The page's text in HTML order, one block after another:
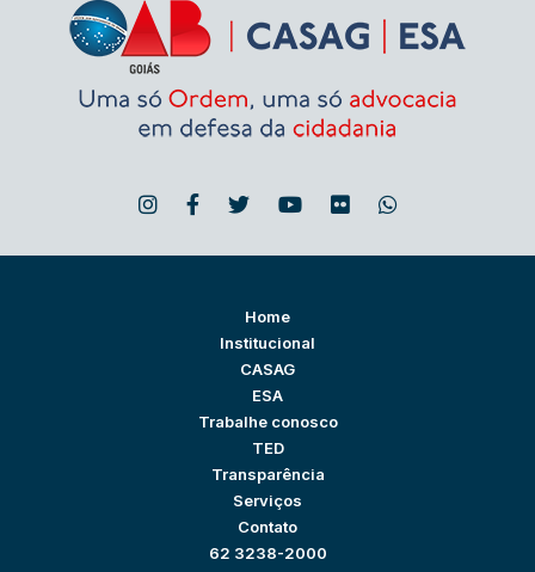
Home
Institucional
CASAG
ESA
Trabalhe conosco
TED
Transparência
Serviços
Contato
62 3238-2000